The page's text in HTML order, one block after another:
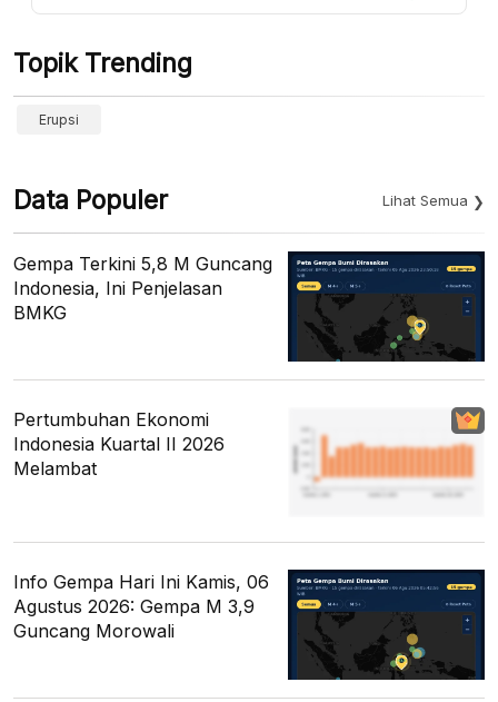
Topik Trending
Erupsi
Data Populer Lihat Semua
Gempa Terkini 5,8 M Guncang
Indonesia, Ini Penjelasan
BMKG
Pertumbuhan Ekonomi
Indonesia Kuartal II 2026
Melambat
Info Gempa Hari Ini Kamis, 06
Agustus 2026: Gempa M 3,9
Guncang Morowali